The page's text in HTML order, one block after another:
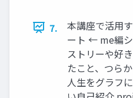
7.
本講座で活用
ート ← me編
ストリーや好
たこと、つら
人生をグラフ